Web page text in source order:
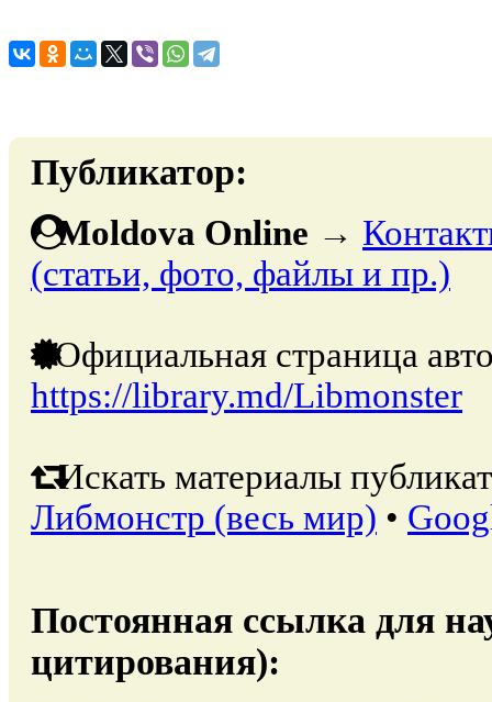
Публикатор:
Moldova Online →
(статьи, фото, файлы и пр.)
Официальная страница
https://library.md/Libmonster
Искать материалы
Либмонстр (весь мир) •
Постоянная ссылка для
цитирования):